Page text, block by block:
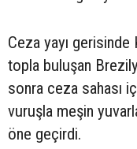
Ceza yayı gerisinde
topla buluşan
sonra ceza sahası
vuruşla meşin
öne geçirdi.